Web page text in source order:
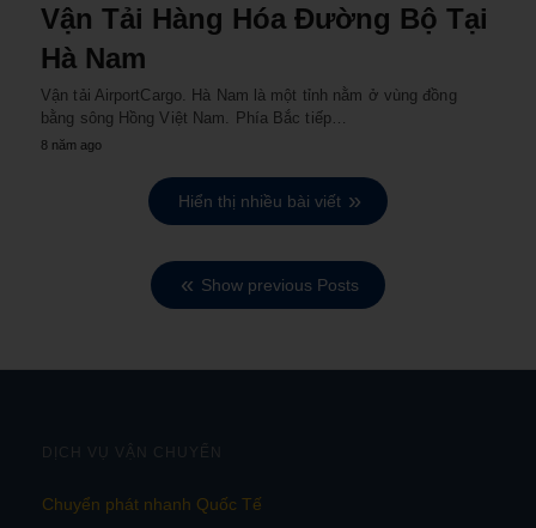
Vận Tải Hàng Hóa Đường Bộ Tại
Hà Nam
Vận tải AirportCargo. Hà Nam là một tỉnh nằm ở vùng đồng
bằng sông Hồng Việt Nam. Phía Bắc tiếp…
8 năm ago
Hiển thị nhiều bài viết
Show previous Posts
DỊCH VỤ VẬN CHUYỂN
Chuyển phát nhanh Quốc Tế